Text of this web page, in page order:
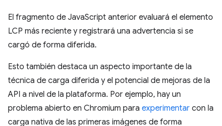
El fragmento de JavaScript anterior evaluará el elemento
LCP más reciente y registrará una advertencia si se
cargó de forma diferida.
Esto también destaca un aspecto importante de la
técnica de carga diferida y el potencial de mejoras de la
API a nivel de la plataforma. Por ejemplo, hay un
problema abierto en Chromium para experimentar con la
carga nativa de las primeras imágenes de forma